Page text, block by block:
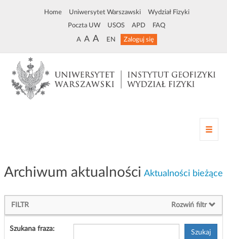
Home Uniwersytet Warszawski Wydział Fizyki
Poczta UW USOS APD FAQ
A A A EN Zaloguj się
Z
m
n
a
w
i
g
Archiwum aktualności Aktualności bieżące
FILTR Rozwiń filtr
Szukana fraza: Szukaj